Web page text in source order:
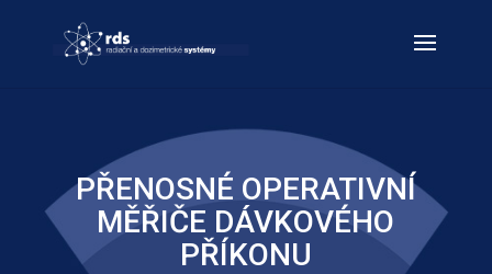
PŘENOSNÉ OPERATIVNÍ
MĚŘIČE DÁVKOVÉHO
PŘÍKONU